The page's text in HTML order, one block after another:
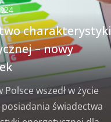
charakterystyki
– nowy
Polsce wszedł w życie
świadectwa